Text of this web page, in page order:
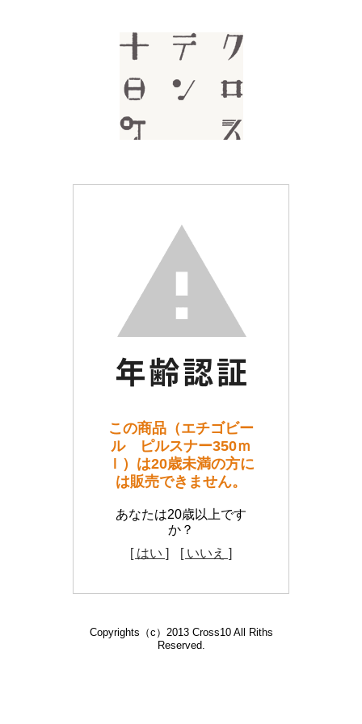
この商品（エチゴビー
ル ピルスナー350ｍ
ｌ）は20歳未満の方に
は販売できません。
あなたは20歳以上です
か？
[ はい ]
[ いいえ ]
Copyrights（c）2013 Cross10 All Riths
Reserved.